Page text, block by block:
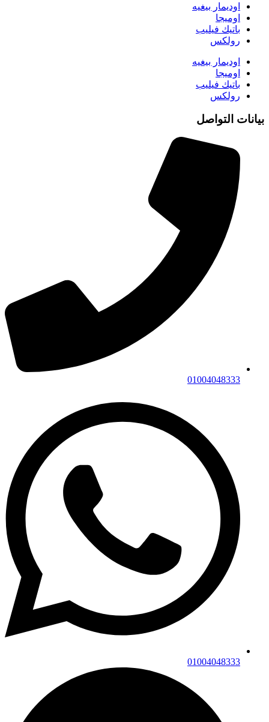
اوديمار بيغيه
اوميجا
باتيك فيليب
رولكس
اوديمار بيغيه
اوميجا
باتيك فيليب
رولكس
بيانات التواصل
01004048333
01004048333